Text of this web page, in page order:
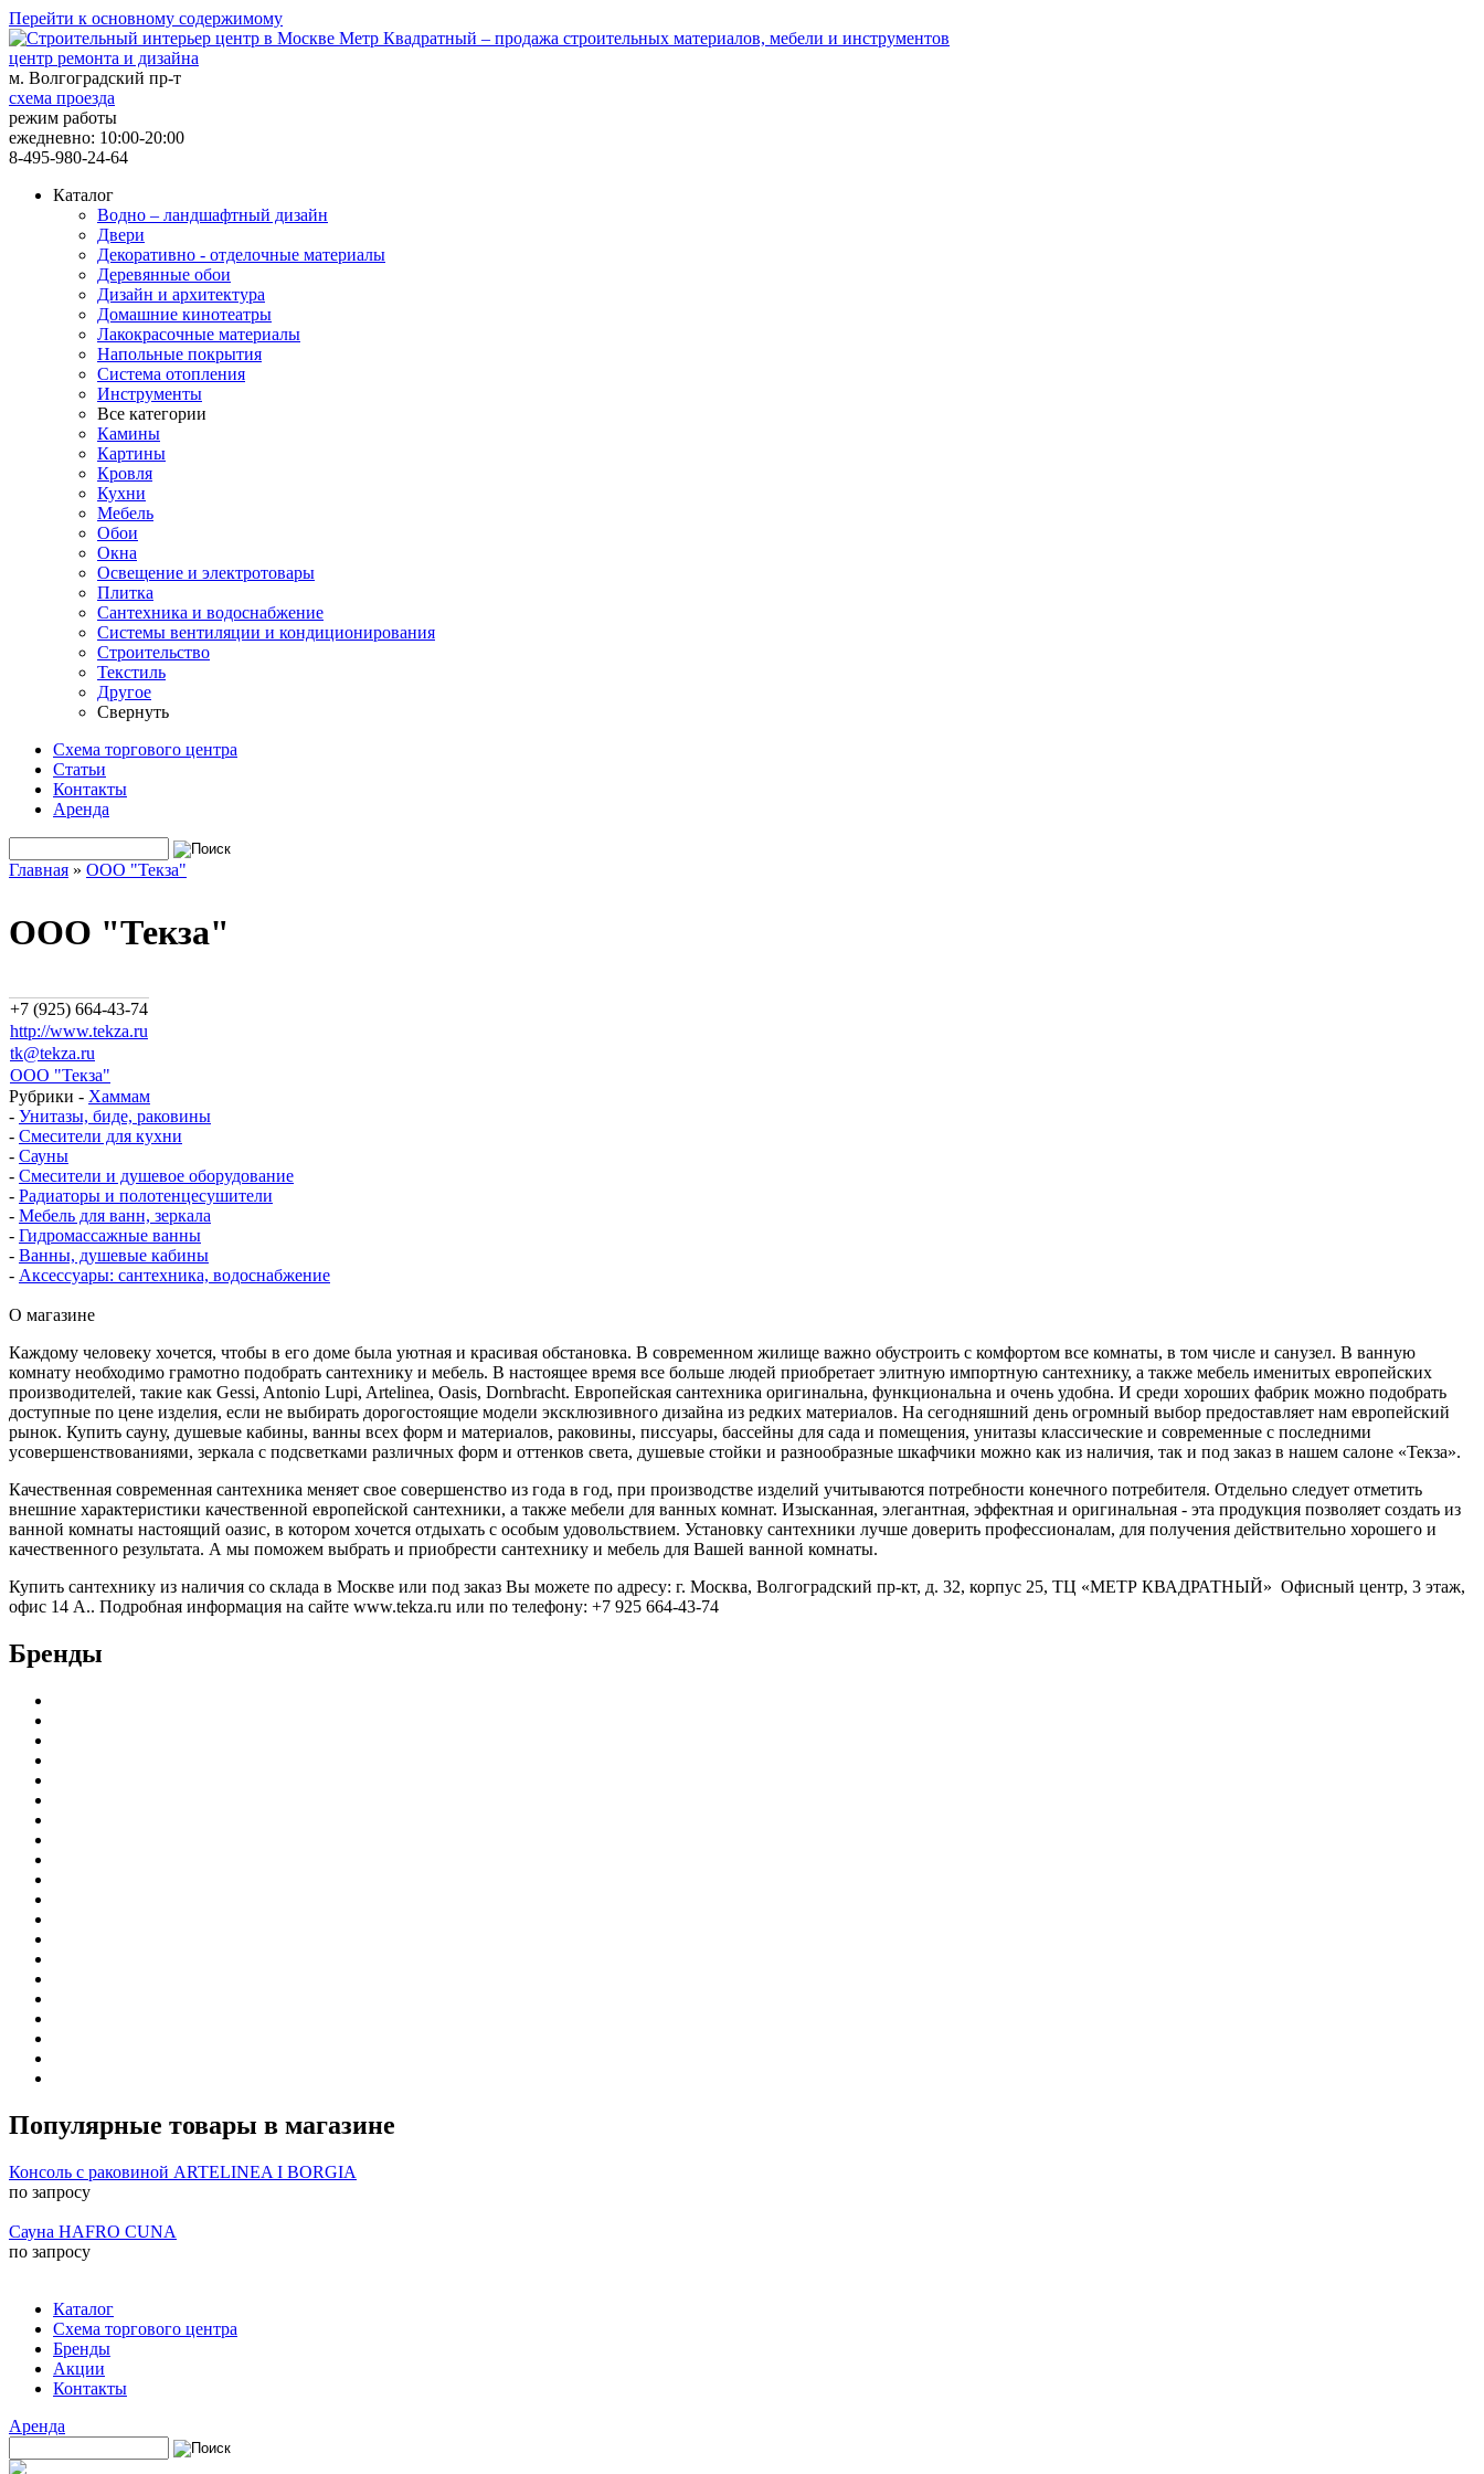
Перейти к основному содержимому
центр ремонта и дизайна
м. Волгоградский пр-т
схема проезда
режим работы
ежедневно: 10:00-20:00
8-495-980-24-64
Каталог
Водно – ландшафтный дизайн
Двери
Декоративно - отделочные материалы
Деревянные обои
Дизайн и архитектура
Домашние кинотеатры
Лакокрасочные материалы
Напольные покрытия
Система отопления
Инструменты
Все категории
Камины
Картины
Кровля
Кухни
Мебель
Обои
Окна
Освещение и электротовары
Плитка
Сантехника и водоснабжение
Системы вентиляции и кондиционирования
Строительство
Текстиль
Другое
Свернуть
Схема торгового центра
Статьи
Контакты
Аренда
Форма поиска
Главная » ООО "Текза"
ООО "Текза"
+7 (925) 664-43-74
http://www.tekza.ru
tk@tekza.ru
ООО "Текза"
Рубрики - Хаммам
- Унитазы, биде, раковины
- Смесители для кухни
- Сауны
- Смесители и душевое оборудование
- Радиаторы и полотенцесушители
- Мебель для ванн, зеркала
- Гидромассажные ванны
- Ванны, душевые кабины
- Аксессуары: сантехника, водоснабжение
О магазине
Каждому человеку хочется, чтобы в его доме была уютная и красивая обстановка. В современном жилище важно обустроить с комфортом все комнаты, в том числе и санузел. В ванную
комнату необходимо грамотно подобрать сантехнику и мебель. В настоящее время все больше людей приобретает элитную импортную сантехнику, а также мебель именитых европейских
производителей, такие как Gessi, Antonio Lupi, Artelinea, Oasis, Dornbracht. Европейская сантехника оригинальна, функциональна и очень удобна. И среди хороших фабрик можно подобрать
доступные по цене изделия, если не выбирать дорогостоящие модели эксклюзивного дизайна из редких материалов. На сегодняшний день огромный выбор предоставляет нам европейский
рынок. Купить сауну, душевые кабины, ванны всех форм и материалов, раковины, писсуары, бассейны для сада и помещения, унитазы классические и современные с последними
усовершенствованиями, зеркала с подсветками различных форм и оттенков света, душевые стойки и разнообразные шкафчики можно как из наличия, так и под заказ в нашем салоне «Текза».
Качественная современная сантехника меняет свое совершенство из года в год, при производстве изделий учитываются потребности конечного потребителя. Отдельно следует отметить
внешние характеристики качественной европейской сантехники, а также мебели для ванных комнат. Изысканная, элегантная, эффектная и оригинальная - эта продукция позволяет создать из
ванной комнаты настоящий оазис, в котором хочется отдыхать с особым удовольствием. Установку сантехники лучше доверить профессионалам, для получения действительно хорошего и
качественного результата. А мы поможем выбрать и приобрести сантехнику и мебель для Вашей ванной комнаты.
Купить сантехнику из наличия со склада в Москве или под заказ Вы можете по адресу: г. Москва, Волгоградский пр-кт, д. 32, корпус 25, ТЦ «МЕТР КВАДРАТНЫЙ» Офисный центр, 3 этаж,
офис 14 А.. Подробная информация на сайте www.tekza.ru или по телефону: +7 925 664-43-74
Бренды
Популярные товары в магазине
Консоль с раковиной ARTELINEA I BORGIA
по запросу
Сауна HAFRO CUNA
по запросу
Каталог
Схема торгового центра
Бренды
Акции
Контакты
Аренда